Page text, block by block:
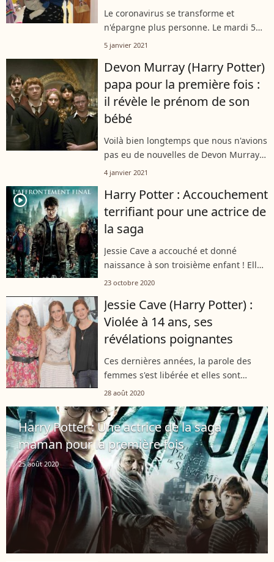
Le coronavirus se transforme et
n'épargne plus personne. Le mardi 5
janvier 2021, la comédienne Jessie Cave
petit Abraham, était isolé dans une
chambre...
5 janvier 2021
Devon Murray (Harry Potter)
papa pour la première fois :
il révèle le prénom de son
bébé
Voilà bien longtemps que nous n'avions
pas eu de nouvelles de Devon Murray !
Le comédien de 31 ans, connu pour
pendant dix ans dans la saga "Harry
Potter",...
4 janvier 2021
player2
Harry Potter : Accouchement
terrifiant pour une actrice de
la saga
Jessie Cave a accouché et donné
naissance à son troisième enfant ! Elle
raconte cette venue au monde
l'actrice vue dans la saga Harry Potter...
23 octobre 2020
Jessie Cave (Harry Potter) :
Violée à 14 ans, ses
révélations poignantes
Ces dernières années, la parole des
femmes s'est libérée et elles sont
nombreuses désormais à se sentir à
l'actrice Jessie Cave, alias Lavande...
28 août 2020
Harry Potter : Une actrice de la saga
maman pour la première fois
25 août 2020